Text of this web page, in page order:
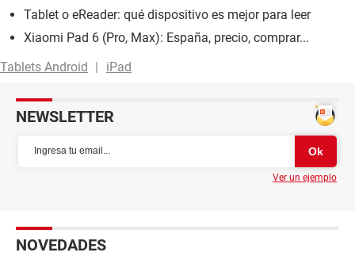
Tablet o eReader: qué dispositivo es mejor para leer
Xiaomi Pad 6 (Pro, Max): España, precio, comprar...
Tablets Android
iPad
NEWSLETTER
Ver un ejemplo
NOVEDADES